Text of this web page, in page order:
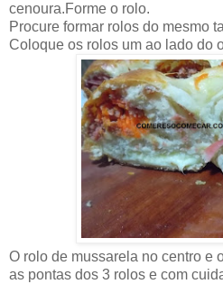
cenoura.Forme o rolo.
Procure formar rolos do mesmo
Coloque os rolos um ao lado do
O rolo de mussarela no centro e
as pontas dos 3 rolos e com